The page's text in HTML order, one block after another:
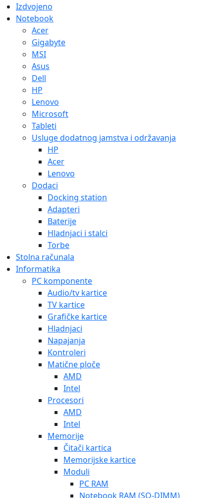
Izdvojeno
Notebook
Acer
Gigabyte
MSI
Asus
Dell
HP
Lenovo
Microsoft
Tableti
Usluge dodatnog jamstva i održavanja
HP
Acer
Lenovo
Dodaci
Docking station
Adapteri
Baterije
Hladnjaci i stalci
Torbe
Stolna računala
Informatika
PC komponente
Audio/tv kartice
TV kartice
Grafičke kartice
Hladnjaci
Napajanja
Kontroleri
Matične ploče
AMD
Intel
Procesori
AMD
Intel
Memorije
Čitači kartica
Memorijske kartice
Moduli
PC RAM
Notebook RAM (SO-DIMM)